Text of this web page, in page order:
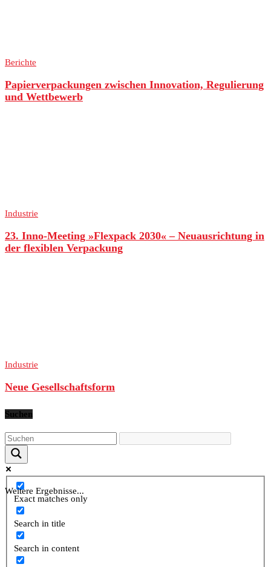
Berichte
Papierverpackungen zwischen Innovation, Regulierung
und Wettbewerb
Industrie
23. Inno-Meeting »Flexpack 2030« – Neuausrichtung in
der flexiblen Verpackung
Industrie
Neue Gesellschaftsform
Suchen
Weitere Ergebnisse...
Exact matches only
Search in title
Search in content